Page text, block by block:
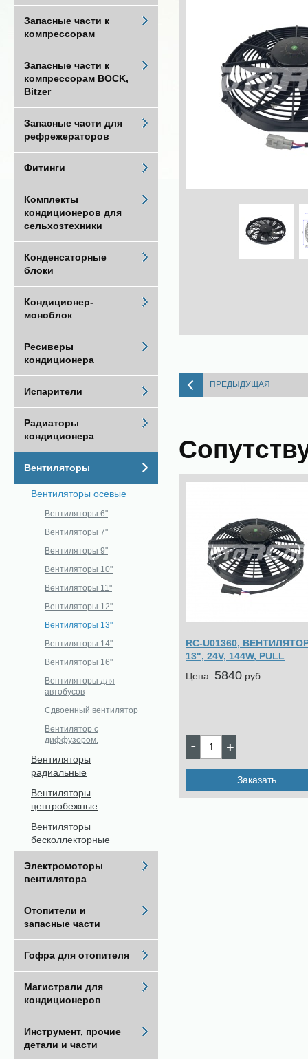
ПРЕДЫДУЩАЯ
RC-U01360,
13", 24V, 144W, PULL
Цена: 5840 pуб.
Заказать
Запасные части к
компрессорам
Запасные части к
компрессорам BOCK,
Bitzer
Запасные части для
рефрежераторов
Фитинги
Комплекты
кондиционеров для
сельхозтехники
Конденсаторные
блоки
Кондиционер-
моноблок
Ресиверы
кондиционера
Испарители
Радиаторы
кондиционера
Вентиляторы
Вентиляторы осевые
Вентиляторы 6"
Вентиляторы 7"
Вентиляторы 9"
Вентиляторы 10"
Вентиляторы 11"
Вентиляторы 12"
Вентиляторы 13"
Вентиляторы 14"
Вентиляторы 16"
Вентиляторы для
автобусов
Сдвоенный вентилятор
Вентилятор с
диффузором.
Вентиляторы
радиальные
Вентиляторы
центробежные
Вентиляторы
бесколлекторные
Электромоторы
вентилятора
Отопители и
запасные части
Гофра для отопителя
Магистрали для
кондиционеров
Инструмент, прочие
детали и части